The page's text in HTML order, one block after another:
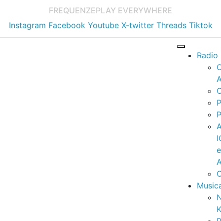
FREQUENZEPLAY EVERYWHERE
Instagram Facebook Youtube X-twitter Threads Tiktok
Radio
e